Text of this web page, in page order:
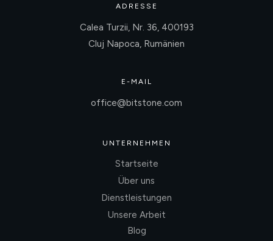
ADRESSE
Calea Turzii, Nr. 36, 400193
Cluj Napoca, Rumänien
E-MAIL
office@bitstone.com
UNTERNEHMEN
Startseite
Über uns
Dienstleistungen
Unsere Arbeit
Blog